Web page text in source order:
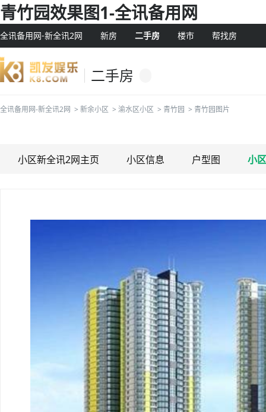
青竹园效果图1-全讯备用网
全讯备用网-新全讯2网 新房 二手房 楼市 帮找房
二手房
全讯备用网-新全讯2网 > 新余小区 > 渝水区小区 > 青竹园 > 青竹园图片
小区新全讯2网主页 小区信息 户型图 小